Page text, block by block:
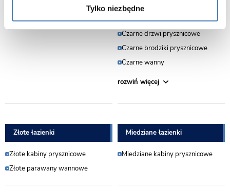
Tylko niezbędneCzarne kabiny prysznicowe
Czarne ścianki prysznicowe
Czarne drzwi prysznicowe
Czarne brodziki prysznicowe
Czarne wanny
Złote łazienki
Złote kabiny prysznicowe
Złote parawany wannowe
Miedziane łazienki
Miedziane kabiny prysznicowe